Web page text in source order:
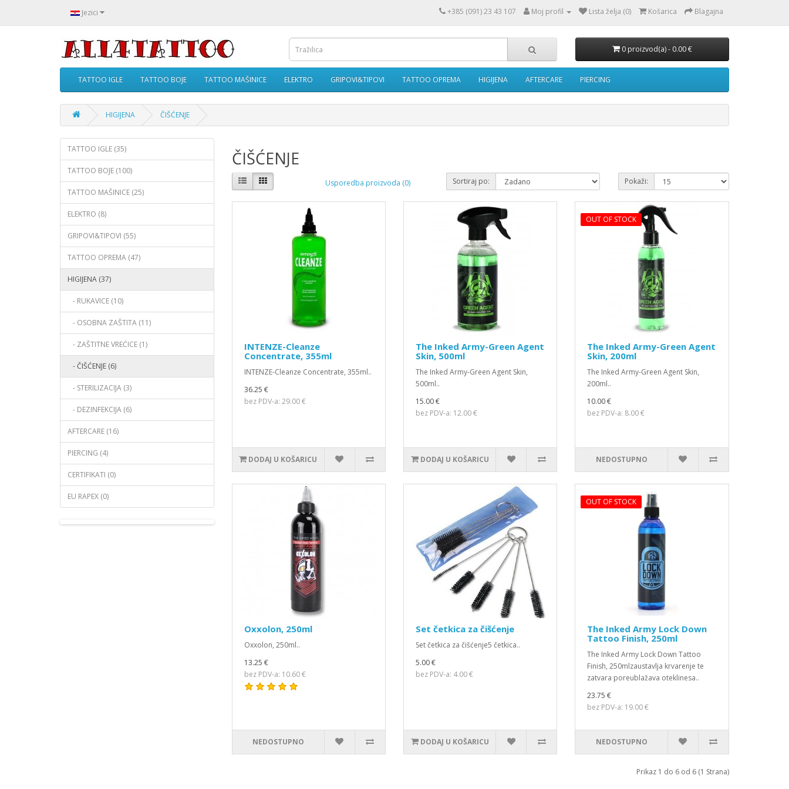
Jezici +385 (091) 23 43 107 Moj profil Lista želja (0) Košarica Blagajna
0 proizvod(a) - 0.00 €
TATTOO IGLE TATTOO BOJE TATTOO MAŠINICE ELEKTRO GRIPOVI&TIPOVI TATTOO OPREMA HIGIJENA AFTERCARE PIERCING
HIGIJENA ČIŠĆENJE
TATTOO IGLE (35)
TATTOO BOJE (100)
TATTOO MAŠINICE (25)
ELEKTRO (8)
GRIPOVI&TIPOVI (55)
TATTOO OPREMA (47)
HIGIJENA (37)
- RUKAVICE (10)
- OSOBNA ZAŠTITA (11)
- ZAŠTITNE VREĆICE (1)
- ČIŠĆENJE (6)
- STERILIZACIJA (3)
- DEZINFEKCIJA (6)
AFTERCARE (16)
PIERCING (4)
CERTIFIKATI (0)
EU RAPEX (0)
ČIŠĆENJE
Usporedba proizvoda (0) Sortiraj po: Pokaži:
INTENZE-Cleanze
Concentrate, 355ml
INTENZE-Cleanze Concentrate, 355ml..
36.25 €
bez PDV-a: 29.00 €
DODAJ U KOŠARICU
The Inked Army-Green Agent
Skin, 500ml
The Inked Army-Green Agent Skin,
500ml..
15.00 €
bez PDV-a: 12.00 €
DODAJ U KOŠARICU
OUT OF STOCK
The Inked Army-Green Agent
Skin, 200ml
The Inked Army-Green Agent Skin,
200ml..
10.00 €
bez PDV-a: 8.00 €
NEDOSTUPNO
Oxxolon, 250ml
Oxxolon, 250ml..
13.25 €
bez PDV-a: 10.60 €
NEDOSTUPNO
Set četkica za čišćenje
Set četkica za čišćenje5 četkica..
5.00 €
bez PDV-a: 4.00 €
DODAJ U KOŠARICU
OUT OF STOCK
The Inked Army Lock Down
Tattoo Finish, 250ml
The Inked Army Lock Down Tattoo
Finish, 250mlzaustavlja krvarenje te
zatvara poreublažava oteklinesa..
23.75 €
bez PDV-a: 19.00 €
NEDOSTUPNO
Prikaz 1 do 6 od 6 (1 Strana)